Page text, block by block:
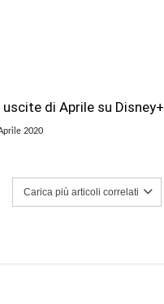
uscite di Aprile su Disney+
2020
Carica più articoli correlati